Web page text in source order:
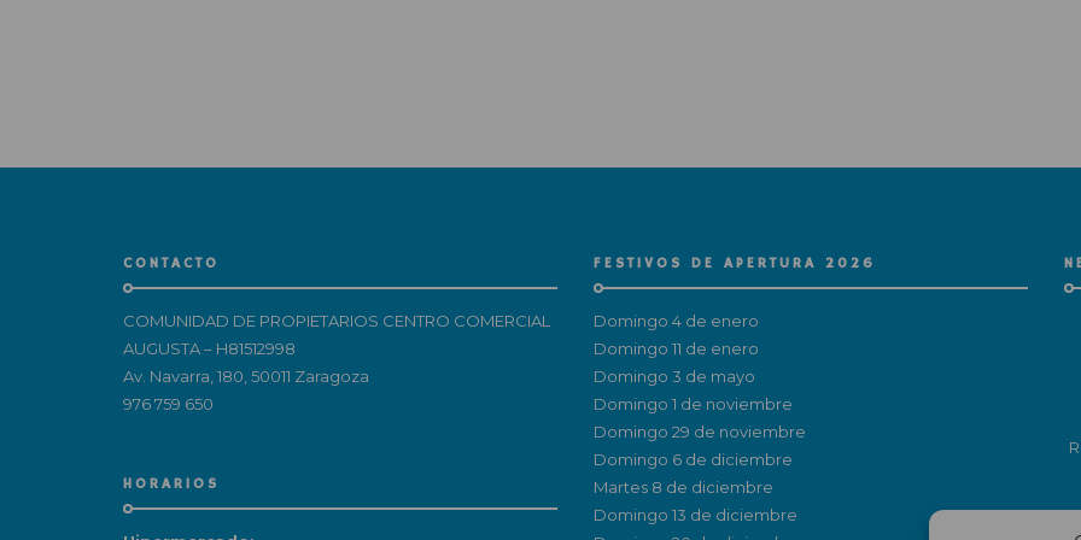
CONTACTO
COMUNIDAD DE PROPIETARIOS CENTRO COMERCIAL
AUGUSTA – H81512998
Av. Navarra, 180, 50011 Zaragoza
976 759 650
HORARIOS
FESTIVOS DE APERTURA 2026
Domingo 4 de enero
Domingo 11 de enero
Domingo 3 de mayo
Domingo 1 de noviembre
Domingo 29 de noviembre
Domingo 6 de diciembre
Martes 8 de diciembre
Domingo 13 de diciembre